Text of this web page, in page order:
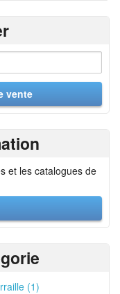
et les catalogues de
(1)